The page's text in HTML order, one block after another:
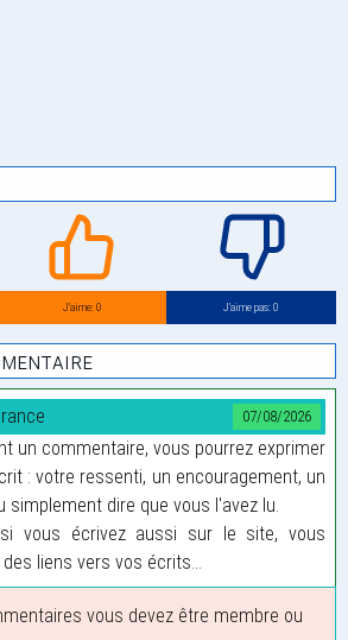
J’aime: 0 J’aime pas: 0
07/08/2026
un commentaire, vous pourrez exprimer
: votre ressenti, un encouragement, un
simplement dire que vous l'avez lu.
vous écrivez aussi sur le site, vous
liens vers vos écrits...
vous devez être membre ou